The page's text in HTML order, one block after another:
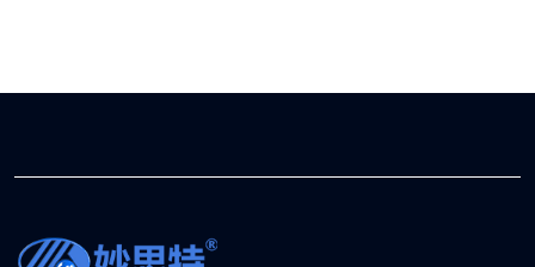
уется, легко засоряется, подвержен сильной к